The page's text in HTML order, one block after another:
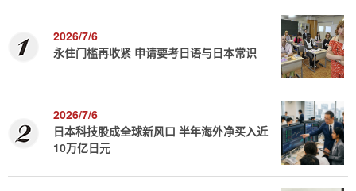
2026/7/6
永住门槛再收紧 申请要考日语与日本常识
2026/7/6
日本科技股成全球新风口 半年海外净买入近
10万亿日元